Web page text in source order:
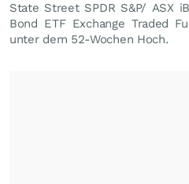
State Street SPDR S&P/ ASX
Bond ETF Exchange Traded
unter dem 52-Wochen Hoch.